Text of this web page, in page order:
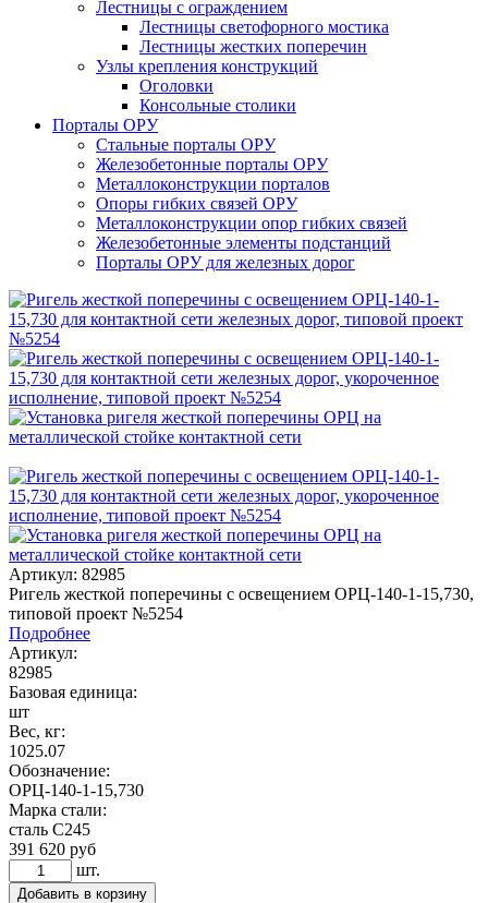
Лестницы с ограждением
Лестницы светофорного мостика
Лестницы жестких поперечин
Узлы крепления конструкций
Оголовки
Консольные столики
Порталы ОРУ
Стальные порталы ОРУ
Железобетонные порталы ОРУ
Металлоконструкции порталов
Опоры гибких связей ОРУ
Металлоконструкции опор гибких связей
Железобетонные элементы подстанций
Порталы ОРУ для железных дорог
Артикул: 82985
Ригель жесткой поперечины с освещением ОРЦ-140-1-15,730,
типовой проект №5254
Подробнее
Артикул:
82985
Базовая единица:
шт
Вес, кг:
1025.07
Обозначение:
ОРЦ-140-1-15,730
Марка стали:
сталь С245
391 620 руб
шт.
Добавить в корзину